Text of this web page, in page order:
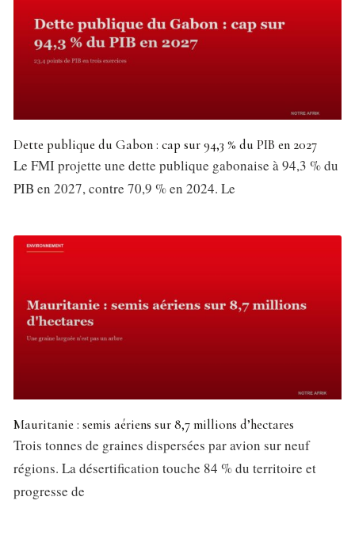
Dette publique du Gabon : cap sur 94,3 % du PIB en 2027
Le FMI projette une dette publique gabonaise à 94,3 % du
PIB en 2027, contre 70,9 % en 2024. Le
Mauritanie : semis aériens sur 8,7 millions d’hectares
Trois tonnes de graines dispersées par avion sur neuf
régions. La désertification touche 84 % du territoire et
progresse de